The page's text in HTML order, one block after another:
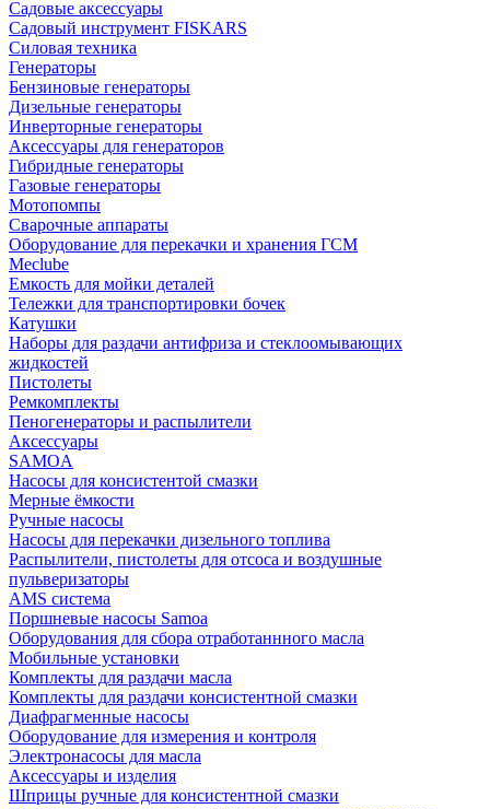
Садовые аксессуары
Садовый инструмент FISKARS
Силовая техника
Генераторы
Бензиновые генераторы
Дизельные генераторы
Инверторные генераторы
Аксессуары для генераторов
Гибридные генераторы
Газовые генераторы
Мотопомпы
Сварочные аппараты
Оборудование для перекачки и хранения ГСМ
Meclube
Емкость для мойки деталей
Тележки для транспортировки бочек
Катушки
Наборы для раздачи антифриза и стеклоомывающих
жидкостей
Пистолеты
Ремкомплекты
Пеногенераторы и распылители
Аксессуары
SAMOA
Насосы для консистентой смазки
Мерные ёмкости
Ручные насосы
Насосы для перекачки дизельного топлива
Распылители, пистолеты для отсоса и воздушные
пульверизаторы
AMS система
Поршневые насосы Samoa
Оборудования для сбора отработаннного масла
Мобильные установки
Комплекты для раздачи масла
Комплекты для раздачи консистентной смазки
Диафрагменные насосы
Оборудование для измерения и контроля
Электронасосы для масла
Аксессуары и изделия
Шприцы ручные для консистентной смазки